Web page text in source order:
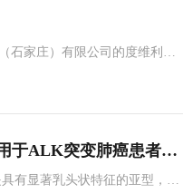
石家庄）有限公司的度维利塞
注册批件
于ALK突变肺癌患者一
有显著乳头状特征的亚型，但